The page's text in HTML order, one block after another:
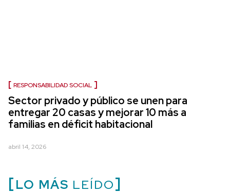
RESPONSABILIDAD SOCIAL
Sector privado y público se unen para
entregar 20 casas y mejorar 10 más a
familias en déficit habitacional
abril 14, 2026
LO MÁS LEÍDO